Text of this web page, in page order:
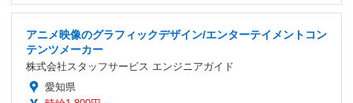
アニメ映像のグラフィックデザイン/エンターテイメントコン
テンツメーカー
株式会社スタッフサービス エンジニアガイド
愛知県